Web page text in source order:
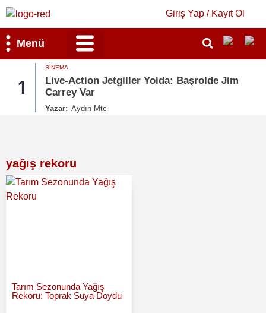
Giriş Yap / Kayıt Ol
Menü
Jetgiller Yolda: Başrolde Jim
2
Yüzüklerin
yağış rekoru
Tarım Sezonunda Yağış
Rekoru: Toprak Suya Doydu